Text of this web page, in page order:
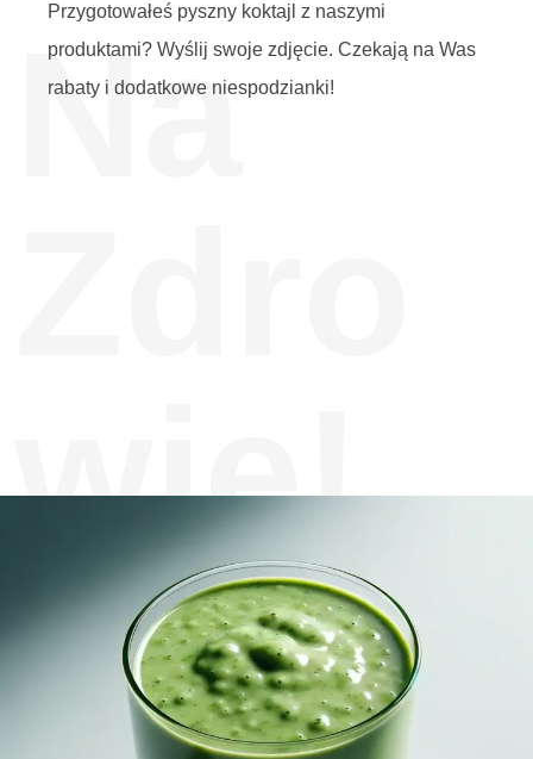
Przygotowałeś pyszny koktajl z naszymi
produktami? Wyślij swoje zdjęcie. Czekają na Was
rabaty i dodatkowe niespodzianki!
Na
wie!